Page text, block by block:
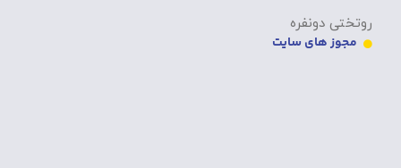
روتختی دونفره
مجوز های سایت